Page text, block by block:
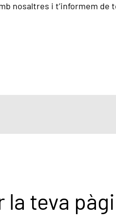
nosaltres i t’informem de
teva